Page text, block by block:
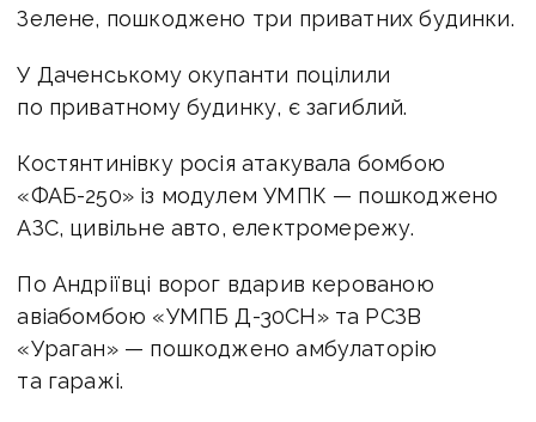
Зелене, пошкоджено три приватних будинки.
У Даченському окупанти поцілили
по приватному будинку, є загиблий.
Костянтинівку росія атакувала бомбою
«ФАБ-250» із модулем УМПК — пошкоджено
АЗС, цивільне авто, електромережу.
По Андріївці ворог вдарив керованою
авіабомбою «УМПБ Д-30СН» та РСЗВ
«Ураган» — пошкоджено амбулаторію
та гаражі.